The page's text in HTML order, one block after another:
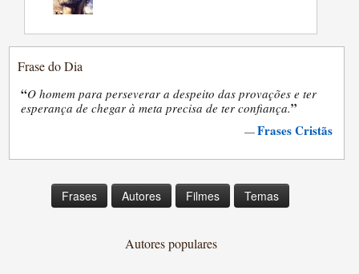
Frase do Dia
“O homem para perseverar a despeito das provações e ter
esperança de chegar à meta precisa de ter confiança.”
—Frases Cristãs
Frases Autores Filmes Temas
Autores populares